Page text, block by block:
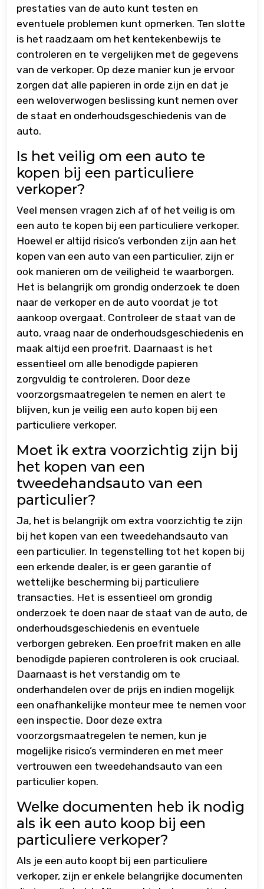
prestaties van de auto kunt testen en
eventuele problemen kunt opmerken. Ten slotte
is het raadzaam om het kentekenbewijs te
controleren en te vergelijken met de gegevens
van de verkoper. Op deze manier kun je ervoor
zorgen dat alle papieren in orde zijn en dat je
een weloverwogen beslissing kunt nemen over
de staat en onderhoudsgeschiedenis van de
auto.
Is het veilig om een auto te
kopen bij een particuliere
verkoper?
Veel mensen vragen zich af of het veilig is om
een auto te kopen bij een particuliere verkoper.
Hoewel er altijd risico’s verbonden zijn aan het
kopen van een auto van een particulier, zijn er
ook manieren om de veiligheid te waarborgen.
Het is belangrijk om grondig onderzoek te doen
naar de verkoper en de auto voordat je tot
aankoop overgaat. Controleer de staat van de
auto, vraag naar de onderhoudsgeschiedenis en
maak altijd een proefrit. Daarnaast is het
essentieel om alle benodigde papieren
zorgvuldig te controleren. Door deze
voorzorgsmaatregelen te nemen en alert te
blijven, kun je veilig een auto kopen bij een
particuliere verkoper.
Moet ik extra voorzichtig zijn bij
het kopen van een
tweedehandsauto van een
particulier?
Ja, het is belangrijk om extra voorzichtig te zijn
bij het kopen van een tweedehandsauto van
een particulier. In tegenstelling tot het kopen bij
een erkende dealer, is er geen garantie of
wettelijke bescherming bij particuliere
transacties. Het is essentieel om grondig
onderzoek te doen naar de staat van de auto, de
onderhoudsgeschiedenis en eventuele
verborgen gebreken. Een proefrit maken en alle
benodigde papieren controleren is ook cruciaal.
Daarnaast is het verstandig om te
onderhandelen over de prijs en indien mogelijk
een onafhankelijke monteur mee te nemen voor
een inspectie. Door deze extra
voorzorgsmaatregelen te nemen, kun je
mogelijke risico’s verminderen en met meer
vertrouwen een tweedehandsauto van een
particulier kopen.
Welke documenten heb ik nodig
als ik een auto koop bij een
particuliere verkoper?
Als je een auto koopt bij een particuliere
verkoper, zijn er enkele belangrijke documenten